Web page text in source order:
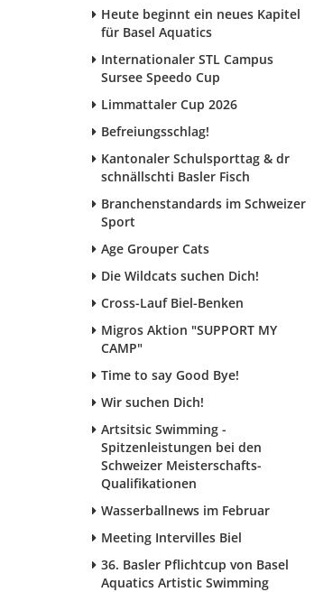
Heute beginnt ein neues Kapitel
für Basel Aquatics
Internationaler STL Campus
Sursee Speedo Cup
Limmattaler Cup 2026
Befreiungsschlag!
Kantonaler Schulsporttag & dr
schnällschti Basler Fisch
Branchenstandards im Schweizer
Sport
Age Grouper Cats
Die Wildcats suchen Dich!
Cross-Lauf Biel-Benken
Migros Aktion "SUPPORT MY
CAMP"
Time to say Good Bye!
Wir suchen Dich!
Artsitsic Swimming -
Spitzenleistungen bei den
Schweizer Meisterschafts-
Qualifikationen
Wasserballnews im Februar
Meeting Intervilles Biel
36. Basler Pflichtcup von Basel
Aquatics Artistic Swimming